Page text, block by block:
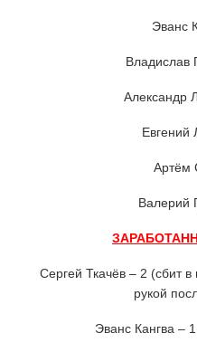
Эванс
Владислав
Александр
Евгений
Артём
Валерий
Сергей Ткачёв – 2 (сбит
рукой
Эванс Кангва –